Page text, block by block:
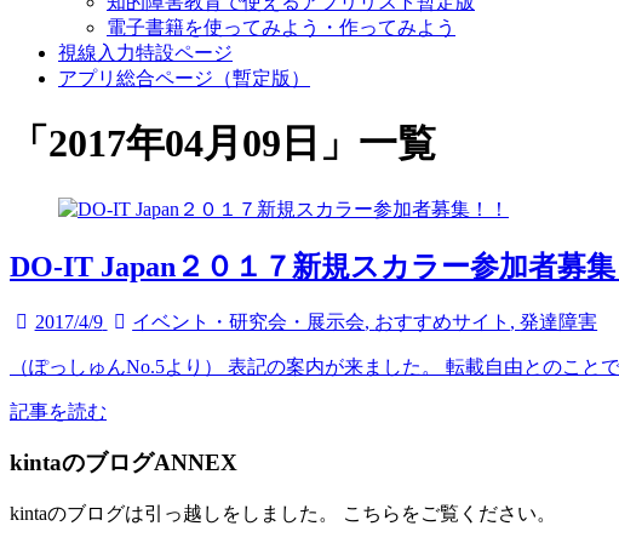
電子書籍を使ってみよう・作ってみよう
視線入力特設ページ
アプリ総合ページ（暫定版）
「 2017年04月09日 」 一覧
DO-IT Japan２０１７新規スカラー参加者募集
2017/4/9 イベント・研究会・展示会, おすすめサイト ,発達障害
（ぽっしゅんNo.5より） 表記の案内が来ました。 転載自由とのこと
記事を読む
kintaのブログANNEX
kintaのブログは引っ越しをしました。 こちらをご覧ください。